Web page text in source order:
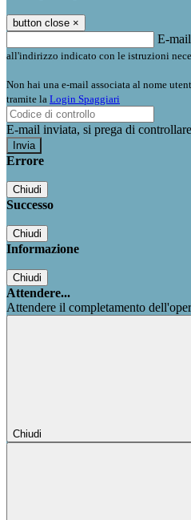
button close ×
E-mail
all'indirizzo indicato con le istruzioni
Non hai una e-mail associata al nome
tramite la Login Spaggiari
E-mail inviata, si prega di
Errore
Chiudi
Successo
Chiudi
Informazione
Chiudi
Attendere...
Attendere il completamento
Chiudi